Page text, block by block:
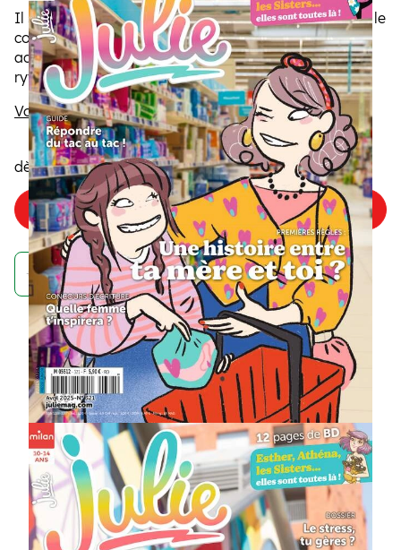
Il se passe tellement de choses à la préadolescence : le
corps change, la personnalité s'affirme. Julie
accompagne les filles pour les aider à grandir à leur
rythme, à gagner en confiance, et petit à petit, à
déployer leurs ailes.
Voir la description
dès 6€/numéro
Choisir mon offre
Achetez maintenant et recevez votre numéro d'août
À quoi ressemble un
abonnement à un
magazine Julie ?